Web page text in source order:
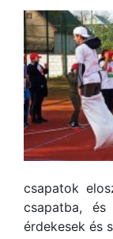
csapatok
csapatba,
érdekesek és